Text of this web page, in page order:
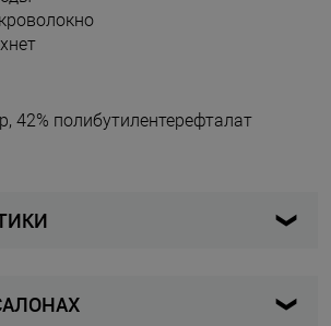
42% полибутилентерефталат
6228-1-42B